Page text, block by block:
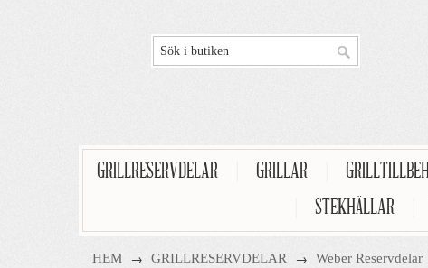
GRILLRESERVDELAR GRILLAR
STEKHÄLLAR
HEM → GRILLRESERVDELAR → Weber Reservdelar